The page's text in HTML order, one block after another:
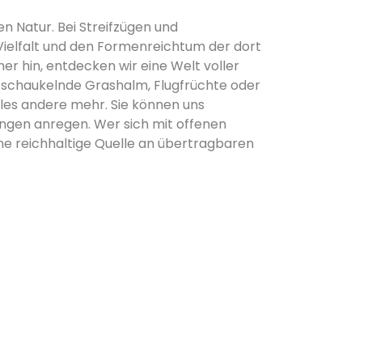
Natur. Bei Streifzügen und
und den Formenreichtum der dort
hin, entdecken wir eine Welt voller
Grashalm, Flugfrüchte oder
andere mehr. Sie können uns
anregen. Wer sich mit offenen
reichhaltige Quelle an übertragbaren